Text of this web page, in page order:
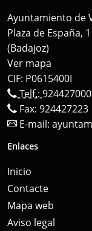
Ayuntamiento de
Plaza de España,
(Badajoz)
Ver mapa
CIF: P0615400I
Telf.: 924427000
Fax: 924427223
E-mail:
Enlaces
Inicio
Contacte
Mapa web
Aviso legal